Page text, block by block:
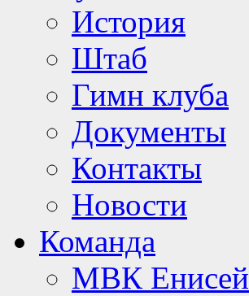
История
Штаб
Гимн клуба
Документы
Контакты
Новости
Команда
МВК Енисей